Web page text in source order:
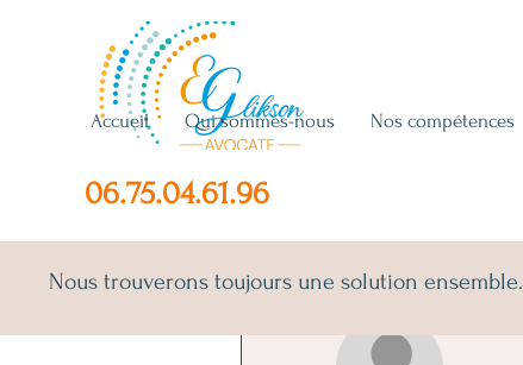
06.75.04.61.96
Accueil Qui sommes-nous Nos compétences
Nous trouverons toujours une solution ensemble.